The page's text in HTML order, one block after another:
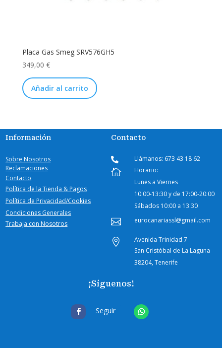
Placa Gas Smeg SRV576GH5
349,00 €
Añadir al carrito
Información
Sobre Nosotros
Reclamaciones
Contacto
Política de la Tienda & Pagos
Política de Privacidad/Cookies
Condiciones Generales
Trabaja con Nosotros
Contacto
 Llámanos: 673 43 18 62

Horario:
Lunes a Viernes
10:00-13:30 y de 17:00-20:00
Sábados 10:00 a 13:30
 eurocanariassl@gmail.com

Avenida Trinidad 7
San Cristóbal de La Laguna
38204, Tenerife
¡Síguenos!
Seguir